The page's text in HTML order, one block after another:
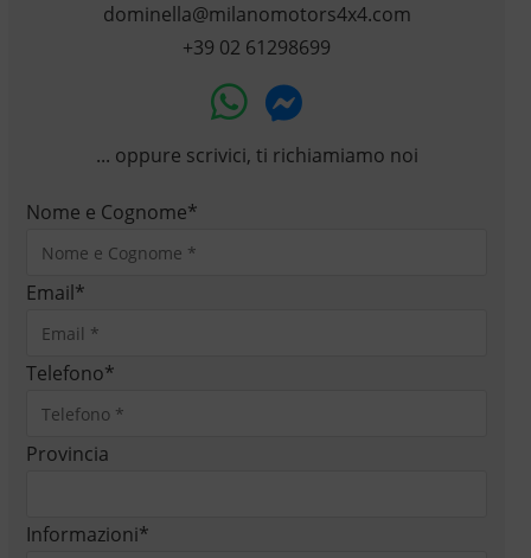
dominella@milanomotors4x4.com
+39 02 61298699
... oppure scrivici, ti richiamiamo noi
Nome e Cognome*
Email*
Telefono*
Provincia
Informazioni*